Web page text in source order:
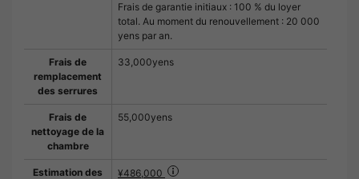
Frais de garantie initiaux : 100 % du loyer
total. Au moment du renouvellement : 20 000
yens par an.
Frais de
remplacement
des serrures
33,000yens
Frais de
nettoyage de la
chambre
55,000yens
Estimation des
¥486,000